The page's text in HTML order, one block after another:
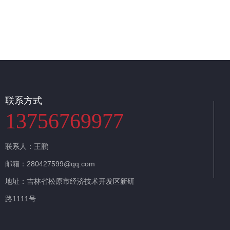
联系方式
13756769977
联系人：王鹏
邮箱：280427599@qq.com
地址：吉林省松原市经济技术开发区新研
路1111号